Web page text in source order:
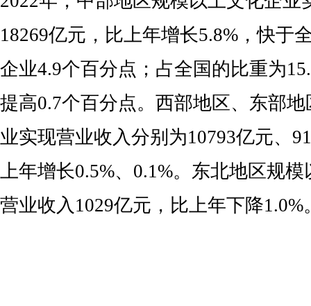
18269亿元，比上年增长5.8%，快于
企业4.9个百分点；占全国的比重为
提高0.7个百分点。西部地区、东部
业实现营业收入分别为10793亿元、
上年增长0.5%、0.1%。东北地区规
营业收入1029亿元，比上年下降